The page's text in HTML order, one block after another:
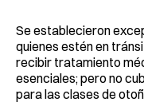
Se establecieron
quienes estén en
recibir tratamiento
esenciales; pero no
para las clases de